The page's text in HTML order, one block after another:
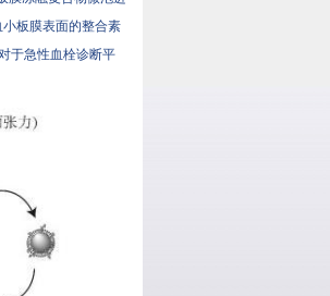
小板膜表面的整合素
对于急性血栓诊断平